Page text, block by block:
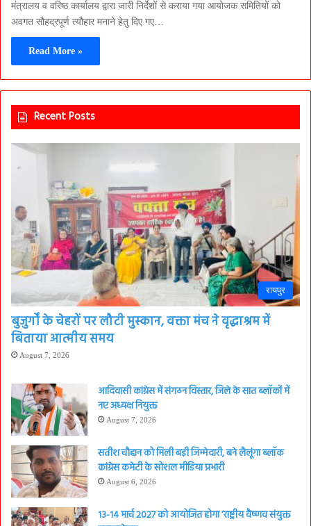
मंत्रालय व वरिष्ठ कार्यालय द्वारा जारी निर्देशों से कराया गया आयोजक समितियों को
अवगत सौहद्रपूर्ण त्यौहार मनाने हेतु दिए गए…
Read More »
Recent Posts
रायपुर
बुजुर्गों के चेहरों पर लौटी मुस्कान, वक्ता मंच ने वृद्धाश्रम में
बिताया आत्मीय समय
August 7, 2026
आदिवासी कांग्रेस में संगठन विस्तार, जिले के सात ब्लॉकों में
नए अध्यक्ष नियुक्त
August 7, 2026
सतीश चौहान को मिली बड़ी जिम्मेदारी, बने लैलूंगा ब्लॉक
कांग्रेस कमेटी के सोशल मीडिया प्रभारी
August 6, 2026
13-14 मार्च 2027 को आयोजित होगा ‘राष्ट्रीय वैष्णव संयुक्त